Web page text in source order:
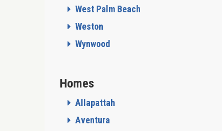
West Palm Beach
Weston
Wynwood
Homes
Allapattah
Aventura